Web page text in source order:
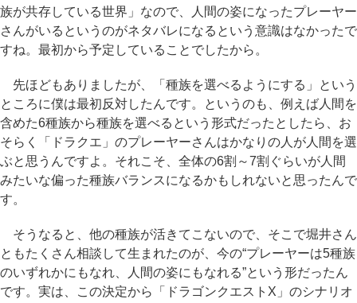
族が共存している世界」なので、人間の姿になったプレーヤー
さんがいるというのがネタバレになるという意識はなかったで
すね。最初から予定していることでしたから。
先ほどもありましたが、「種族を選べるようにする」という
ところに僕は最初反対したんです。というのも、例えば人間を
含めた6種族から種族を選べるという形式だったとしたら、お
そらく「ドラクエ」のプレーヤーさんはかなりの人が人間を選
ぶと思うんですよ。それこそ、全体の6割～7割ぐらいが人間
みたいな偏った種族バランスになるかもしれないと思ったんで
す。
そうなると、他の種族が活きてこないので、そこで堀井さん
ともたくさん相談して生まれたのが、今の“プレーヤーは5種族
のいずれかにもなれ、人間の姿にもなれる”という形だったん
です。実は、この決定から「ドラゴンクエストX」のシナリオ